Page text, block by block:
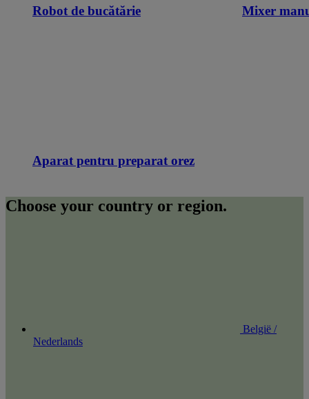
Robot de bucătărie Mixer
Aparat pentru preparat orez
Choose your country or region.
België /
Nederlands